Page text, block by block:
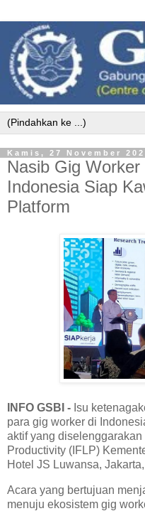
Kamis, 27 November
Nasib Gig
Indonesia Siap
Platform
INFO GSBI - Isu
para gig worker di
aktif yang
Productivity (IFLP)
Hotel JS Luwansa,
Acara yang bertujuan
menuju ekosistem gig